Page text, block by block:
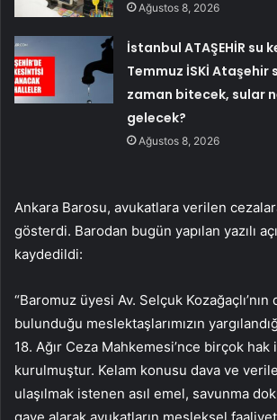
Ağustos 8, 2026
İstanbul ATAŞEHİR su
Temmuz İSKİ Ataşehir
zaman bitecek, sular
gelecek?
Ağustos 8, 2026
Ankara Barosu, avukatlara verilen
gösterdi. Barodan bugün yapılan yazılı
kaydedildi:
“Baromuz üyesi Av. Selçuk Kozağaçlı’nın
bulunduğu meslektaşlarımızın
18. Ağır Ceza Mahkemesi’nce birçok
kurulmuştur. Kelam konusu dava ve
ulaşılmak istenen asıl emel, savunma